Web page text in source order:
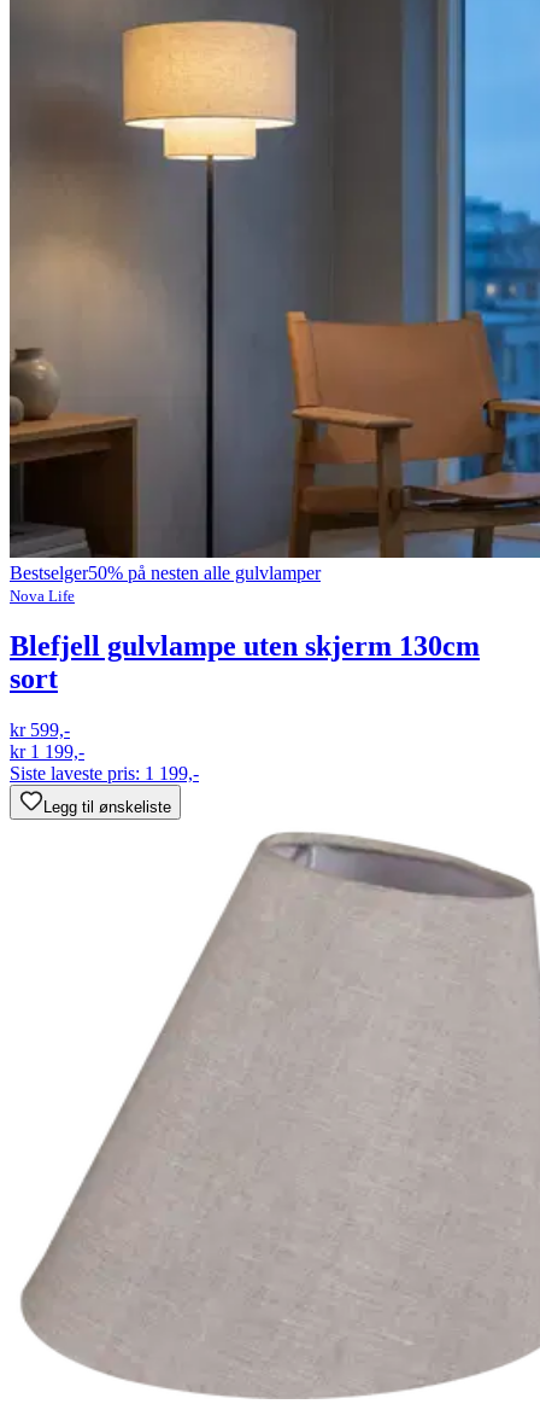
Bestselger50% på nesten alle gulvlamper
Nova Life
Blefjell gulvlampe uten skjerm 130cm
sort
kr 599,-
kr 1 199,-
Siste laveste pris: 1 199,-
Legg til ønskeliste